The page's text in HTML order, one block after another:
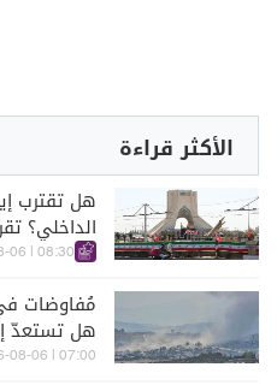
الأكثر قراءة
هل تقترب
الداخلي؟
الكواليس
08:30 | 2026-08-06
مُفاوضات
هل تستعدّ
07:00 | 2026-08-06